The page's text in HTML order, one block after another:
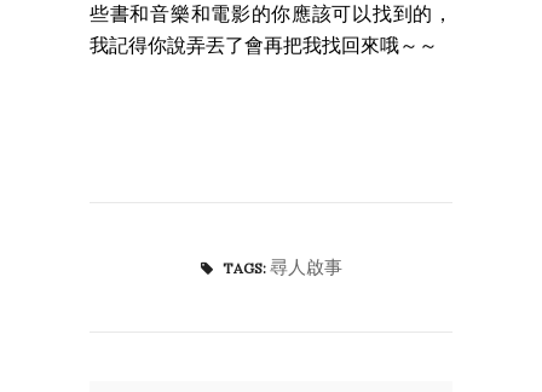
些書和音樂和電影的你應該可以找到的，
我記得你說弄丟了會再把我找回來哦～～
TAGS: 尋人啟事